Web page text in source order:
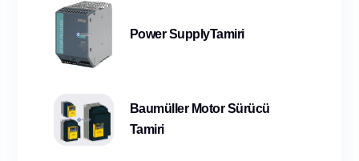
Power SupplyTamiri
Baumüller Motor Sürücü
Tamiri